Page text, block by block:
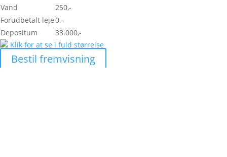
Vand
250,-
Forudbetalt leje0,-
Depositum
33.000,-
Klik for at se i fuld størrelse
Bestil fremvisning